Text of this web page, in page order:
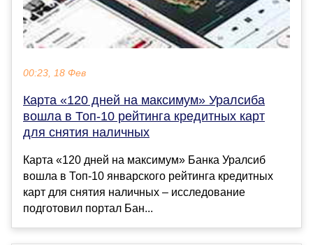
00:23, 18 Фев
Карта «120 дней на максимум» Уралсиба
вошла в Топ-10 рейтинга кредитных карт
для снятия наличных
Карта «120 дней на максимум» Банка Уралсиб
вошла в Топ-10 январского рейтинга кредитных
карт для снятия наличных – исследование
подготовил портал Бан...